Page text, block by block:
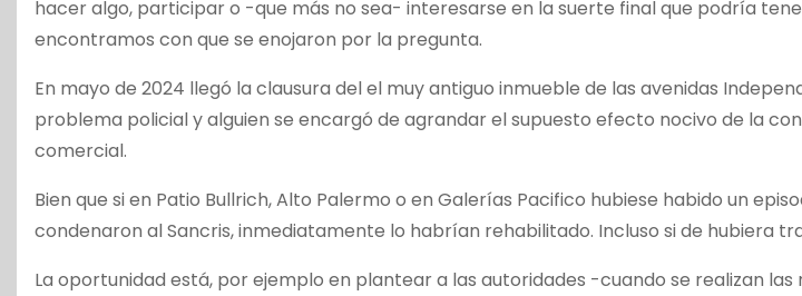
hacer algo, participar o -que más no sea- interesarse en la suerte final que podría
encontramos con que se enojaron por la pregunta.
En mayo de 2024 llegó la clausura del el muy antiguo inmueble de las avenidas
problema policial y alguien se encargó de agrandar el supuesto efecto nocivo de la
comercial.
Bien que si en Patio Bullrich, Alto Palermo o en Galerías Pacifico hubiese habido un
condenaron al Sancris, inmediatamente lo habrían rehabilitado. Incluso si de hubiera
La oportunidad está, por ejemplo en plantear a las autoridades -cuando se realizan las